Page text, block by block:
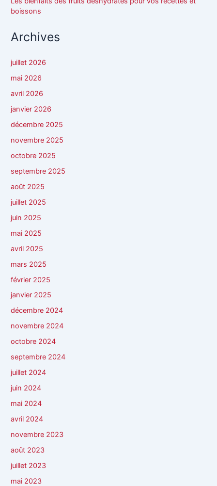
boissons
Archives
juillet 2026
mai 2026
avril 2026
janvier 2026
décembre 2025
novembre 2025
octobre 2025
septembre 2025
août 2025
juillet 2025
juin 2025
mai 2025
avril 2025
mars 2025
février 2025
janvier 2025
décembre 2024
novembre 2024
octobre 2024
septembre 2024
juillet 2024
juin 2024
mai 2024
avril 2024
novembre 2023
août 2023
juillet 2023
mai 2023